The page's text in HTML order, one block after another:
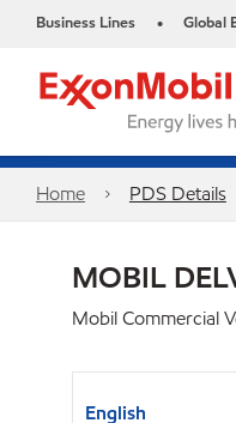
Business Lines • Global
Home PDS Details
MOBIL
Mobil Commercial
English